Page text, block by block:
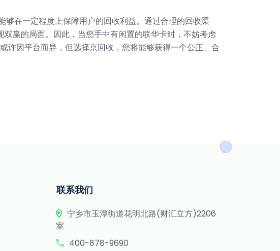
在一定程度上保障用户的回收利益。通过合理的回收渠
赢的局面。因此，当您手中有闲置的联华卡时，不妨考虑
许因平台而异，但选择京回收，您将能够获得一个公正、合
联系我们
宁乡市玉潭街道花明北路(财汇立方)2206
室
400-878-9690